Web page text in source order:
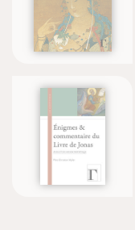
Bouddha
Énigmes
Livre de
Christian